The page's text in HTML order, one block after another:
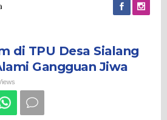
Desa
Sialang
Buah
Diduga
Alami
Gangguan
Jiwa
di TPU Desa Sialang
Gangguan Jiwa